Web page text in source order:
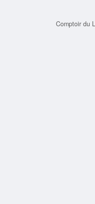
Comptoir du